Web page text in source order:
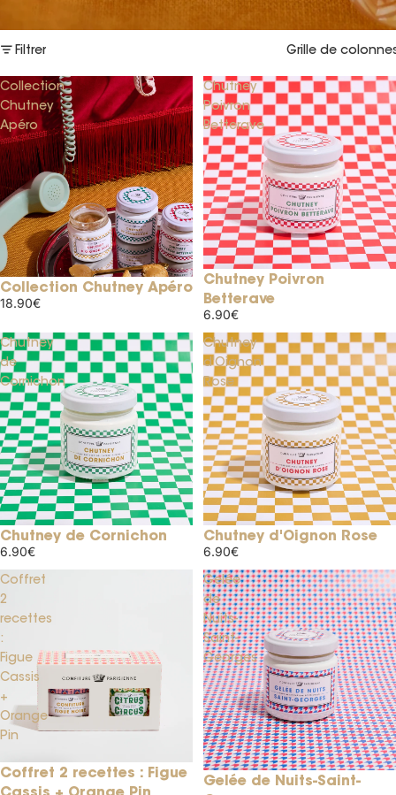
Filtrer Grille de
Collection
Chutney
Apéro
Collection Chutney Apéro
18.90€
Chutney
Poivron
Betterave
Chutney Poivron
Betterave
6.90€
Chutney
de
Cornichon
Chutney de Cornichon
6.90€
Chutney
d'Oignon
Rose
Chutney d'Oignon Rose
6.90€
Coffret
2
recettes
:
Figue
Cassis
+
Orange
Pin
Coffret 2 recettes : Figue
Cassis + Orange Pin
Gelée
de
Nuits-
Saint-
Georges
Gelée de Nuits-Saint-